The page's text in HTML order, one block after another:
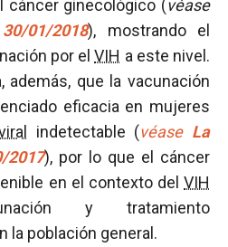
cáncer ginecológico (véase
01/2018), mostrando el
por elVIH a este nivel.
además, que la vacunación
eficacia en mujeres
indetectable (véaseLa
2017), por lo que el cáncer
en el contexto del VIH
y tratamiento
la población general.